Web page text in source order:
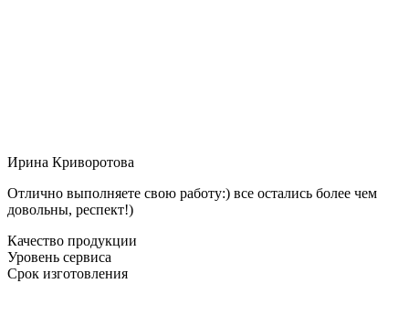
Ирина Криворотова
Отлично выполняете свою работу:) все остались более чем
довольны, респект!)
Качество продукции
Уровень сервиса
Срок изготовления